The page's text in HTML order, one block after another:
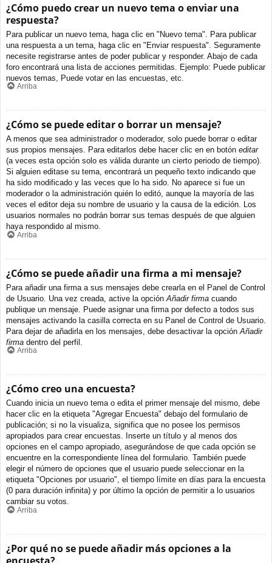
¿Cómo puedo crear un nuevo tema o enviar una
respuesta?
Para publicar un nuevo tema, haga clic en "Nuevo tema". Para publicar
una respuesta a un tema, haga clic en "Enviar respuesta". Seguramente
necesite registrarse antes de poder publicar y responder. Abajo de cada
foro encontrará una lista de acciones permitidas. Ejemplo: Puede publicar
nuevos temas, Puede votar en las encuestas, etc.
Arriba
¿Cómo se puede editar o borrar un mensaje?
A menos que sea administrador o moderador, solo puede borrar o editar
sus propios mensajes. Para editarlos debe hacer clic en en botón editar
(a veces esta opción solo es válida durante un cierto periodo de tiempo).
Si alguien editase su tema, encontrará un pequeño texto indicando que
ha sido modificado y las veces que lo ha sido. No aparece si fue un
moderador o la administración quién lo editó, aunque la mayoría de las
veces el editor deja su nombre de usuario y la causa de la edición. Los
usuarios normales no podrán borrar sus temas después de que alguien
haya respondido al mismo.
Arriba
¿Cómo se puede añadir una firma a mi mensaje?
Para añadir una firma a sus mensajes debe crearla en el Panel de Control
de Usuario. Una vez creada, active la opción Añadir firma cuando
publique un mensaje. Puede asignar una firma por defecto a todos sus
mensajes activando la casilla correcta en su Panel de Control de Usuario.
Para dejar de añadirla en los mensajes, debe desactivar la opción Añadir
firma dentro del perfil.
Arriba
¿Cómo creo una encuesta?
Cuando inicia un nuevo tema o edita el primer mensaje del mismo, debe
hacer clic en la etiqueta "Agregar Encuesta" debajo del formulario de
publicación; si no la visualiza, significa que no posee los permisos
apropiados para crear encuestas. Inserte un título y al menos dos
opciones en el campo apropiado, asegurándose de que cada opción se
encuentre en la correspondiente línea del formulario. También puede
elegir el número de opciones que el usuario puede seleccionar en la
etiqueta "Opciones por usuario", el tiempo límite en días para la encuesta
(0 para duración infinita) y por último la opción de permitir a lo usuarios
cambiar su votos.
Arriba
¿Por qué no se puede añadir más opciones a la